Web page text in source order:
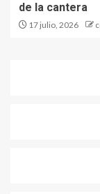
de la cantera
17 julio, 2026